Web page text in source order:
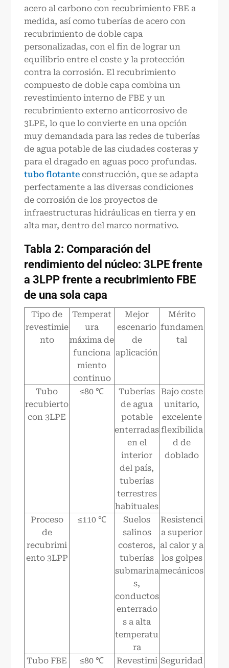
acero al carbono con recubrimiento FBE a
medida, así como tuberías de acero con
recubrimiento de doble capa
personalizadas, con el fin de lograr un
equilibrio entre el coste y la protección
contra la corrosión. El recubrimiento
compuesto de doble capa combina un
revestimiento interno de FBE y un
recubrimiento externo anticorrosivo de
3LPE, lo que lo convierte en una opción
muy demandada para las redes de tuberías
de agua potable de las ciudades costeras y
para el dragado en aguas poco profundas.
tubo flotante construcción, que se adapta
perfectamente a las diversas condiciones
de corrosión de los proyectos de
infraestructuras hidráulicas en tierra y en
alta mar, dentro del marco normativo.
Tabla 2: Comparación del
rendimiento del núcleo: 3LPE frente
a 3LPP frente a recubrimiento FBE
de una sola capa
Tipo de
revestimie
nto
Temperat
ura
máxima de
funciona
miento
continuo
Mejor
escenario
de
aplicación
Mérito
fundamen
tal
Tubo
recubierto
con 3LPE
≤80 ℃
Tuberías
de agua
potable
enterradas
en el
interior
del país,
tuberías
terrestres
habituales
Bajo coste
unitario,
excelente
flexibilida
d de
doblado
Proceso
de
recubrimi
ento 3LPP
≤110 ℃
Suelos
salinos
costeros,
tuberías
submarina
s,
conductos
enterrado
s a alta
temperatu
ra
Resistenci
a superior
al calor y a
los golpes
mecánicos
Tubo FBE
≤80 ℃
Revestimi Seguridad